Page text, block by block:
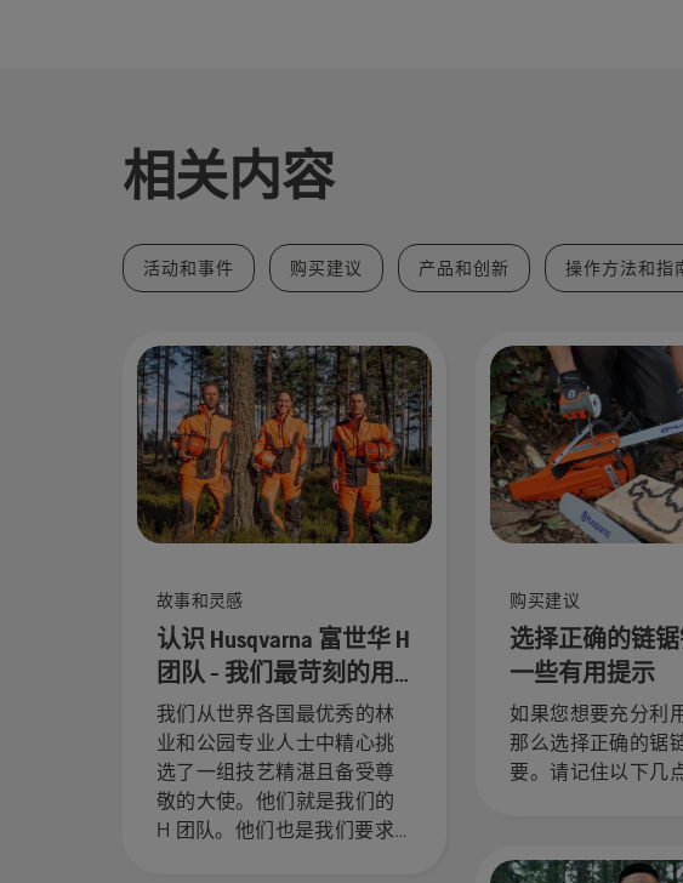
相关内容
活动和事件 购买建议 产品和创新 操作方法和指
故事和灵感
认识 Husqvarna 富世华 H
团队 - 我们最苛刻的用
户
我们从世界各国最优秀的林
业和公园专业人士中精心挑
选了一组技艺精湛且备受尊
敬的大使。他们就是我们的
H 团队。他们也是我们要求
购买建议
选择正确的链锯
一些有用提示
如果您想要充分利
那么选择正确的锯
要。请记住以下几点